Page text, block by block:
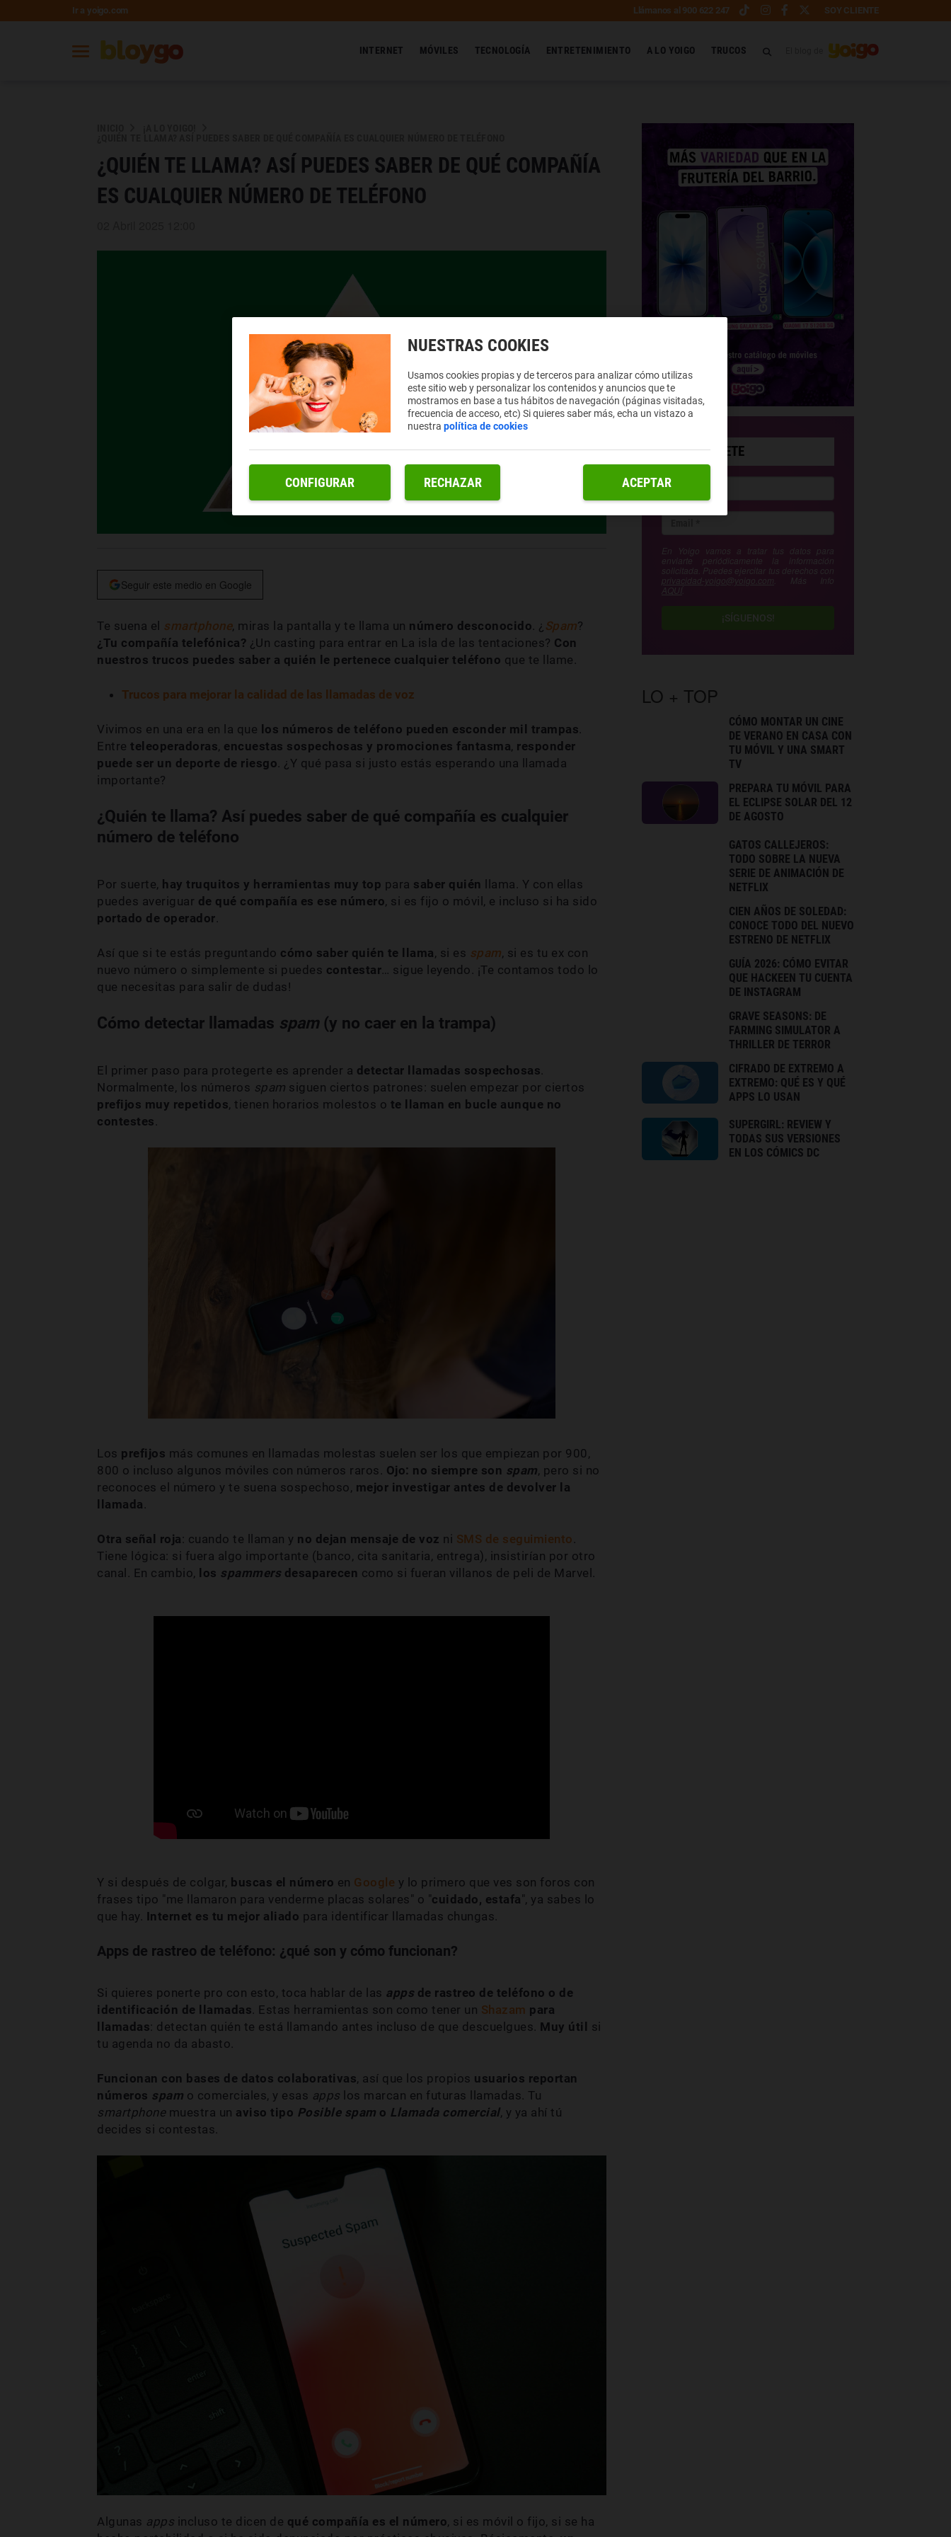
Ir a yoigo.com Llámanos al 900 622 247 SOY CLIENTE
INTERNET MÓVILES TECNOLOGÍA ENTRETENIMIENTO A LO YOIGO TRUCOS
¿QUIÉN TE LLAMA? ASÍ PUEDES SABER DE QUÉ COMPAÑÍA
ES CUALQUIER NÚMERO DE TELÉFONO
Seguir este medio en Google
Te suena el smartphone, miras la pantalla y te llama un número desconocido . ¿ Spam?
¿Tu compañía telefónica? ¿Un casting para entrar en La isla de las tentaciones? Con
nuestros trucos puedes saber a quién le pertenece cualquier teléfono que te llame.
Trucos para mejorar la calidad de las llamadas de voz
Vivimos en una era en la que los números de teléfono pueden esconder mil trampas
Entre teleoperadoras, encuestas sospechosas y promociones fantasma, responder
puede ser un deporte de riesgo . ¿Y qué pasa si justo estás esperando una llamada
importante?
¿Quién te llama? Así puedes saber de qué compañía es cualquier
número de teléfono
Por suerte, hay truquitos y herramientas muy top para saber quién llama. Y con ellas
puedes averiguar de qué compañía es ese número, si es fijo o móvil, e incluso si ha sido
portado de operador
Así que si te estás preguntando cómo saber quién te llama, si es spam, si es tu ex con
nuevo número o simplemente si puedes contestar … sigue leyendo. ¡Te contamos todo lo
que necesitas para salir de dudas!
Cómo detectar llamadas spam(y no caer en la trampa)
El primer paso para protegerte es aprender a detectar llamadas sospechosas
Normalmente, los números spam siguen ciertos patrones: suelen empezar por ciertos
prefijos muy repetidos, tienen horarios molestos o te llaman en bucle aunque no
contestes
Los prefijos más comunes en llamadas molestas suelen ser los que empiezan por 900,
800 o incluso algunos móviles con números raros. Ojo: no siempre son spam, pero si no
reconoces el número y te suena sospechoso, mejor investigar antes de devolver la
llamada
Otra señal roja : cuando te llaman y no dejan mensaje de voz ni SMS de seguimiento
Tiene lógica: si fuera algo importante (banco, cita sanitaria, entrega), insistirían por otro
canal. En cambio, los spammers desaparecen como si fueran villanos de peli de Marvel.
Y si después de colgar, buscas el número en Google y lo primero que ves son foros con
frases tipo "me llamaron para venderme placas solares" o " cuidado, estafa", ya sabes lo
que hay. Internet es tu mejor aliado para identificar llamadas chungas.
Apps de rastreo de teléfono: ¿qué son y cómo funcionan?
Si quieres ponerte pro con esto, toca hablar de las apps de rastreo de teléfono o de
identificación de llamadas . Estas herramientas son como tener un Shazam para
llamadas: detectan quién te está llamando antes incluso de que descuelgues. Muy útil si
tu agenda no da abasto.
Funcionan con bases de datos colaborativas, así que los propios usuarios reportan
números spam o comerciales, y esas apps los marcan en futuras llamadas. Tu
smartphone muestra un aviso tipo Posible spam o Llamada comercial, y ya ahí tú
decides si contestas.
Algunas apps incluso te dicen de qué compañía es el número, si es móvil o fijo, si se ha
SUSCRÍBETE
En Yoigo vamos a tratar tus datos para
enviarte periódicamente la información
solicitada. Puedes ejercitar tus derechos con
privacidad-yoigo@yoigo.com . Más Info
AQUÍ
¡SÍGUENOS!
LO + TOP
CÓMO MONTAR UN CINE
DE VERANO EN CASA CON
TU MÓVIL Y UNA SMART
TV
PREPARA TU MÓVIL PARA
EL ECLIPSE SOLAR DEL 12
DE AGOSTO
GATOS CALLEJEROS:
TODO SOBRE LA NUEVA
SERIE DE ANIMACIÓN DE
NETFLIX
CIEN AÑOS DE SOLEDAD:
CONOCE TODO DEL NUEVO
ESTRENO DE NETFLIX
GUÍA 2026: CÓMO EVITAR
QUE HACKEEN TU CUENTA
DE INSTAGRAM
GRAVE SEASONS: DE
FARMING SIMULATOR A
THRILLER DE TERROR
CIFRADO DE EXTREMO A
EXTREMO: QUÉ ES Y QUÉ
APPS LO USAN
SUPERGIRL: REVIEW Y
TODAS SUS VERSIONES
EN LOS CÓMICS DC
NUESTRAS COOKIES
Usamos cookies propias y de terceros para analizar cómo utilizas
este sitio web y personalizar los contenidos y anuncios que te
mostramos en base a tus hábitos de navegación (páginas visitadas,
frecuencia de acceso, etc) Si quieres saber más, echa un vistazo a
nuestrapolítica de cookies
RECHAZAR ACEPTAR
CONFIGURAR